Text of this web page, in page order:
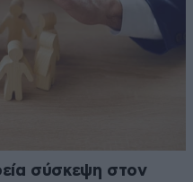
σύσκεψη στον